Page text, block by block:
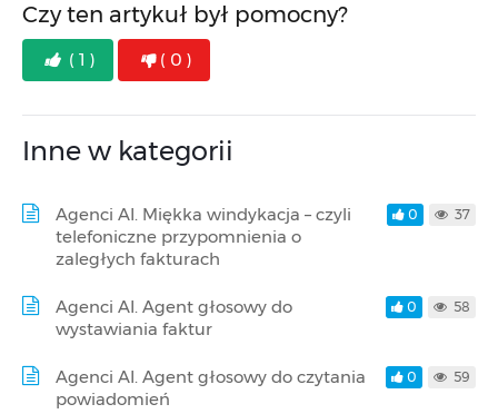
Czy ten artykuł był pomocny?
( 1 ) ( 0 )
Inne w kategorii
Agenci AI. Miękka windykacja – czyli
telefoniczne przypomnienia o
zaległych fakturach
0 37
Agenci AI. Agent głosowy do
wystawiania faktur
0 58
Agenci AI. Agent głosowy do czytania
powiadomień
0 59